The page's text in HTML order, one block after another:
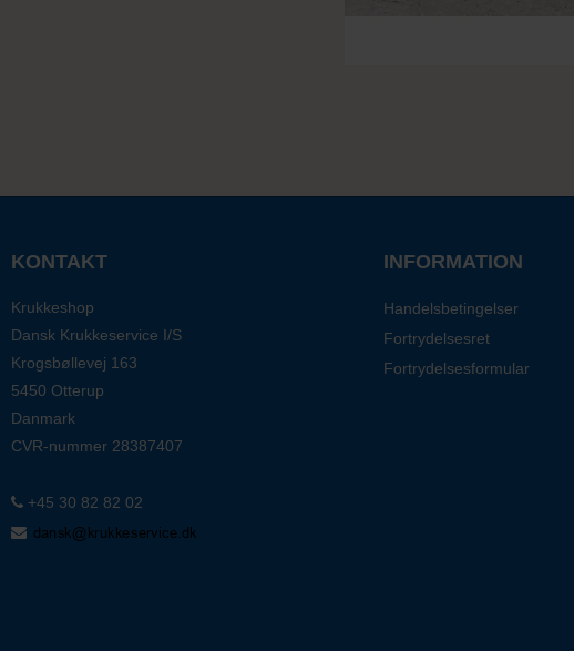
KONTAKT
Krukkeshop
Dansk Krukkeservice I/S
Krogsbøllevej 163
5450 Otterup
Danmark
CVR-nummer 28387407
+45 30 82 82 02
INFORMATION
Handelsbetingelser
Fortrydelsesret
Fortrydelsesformular